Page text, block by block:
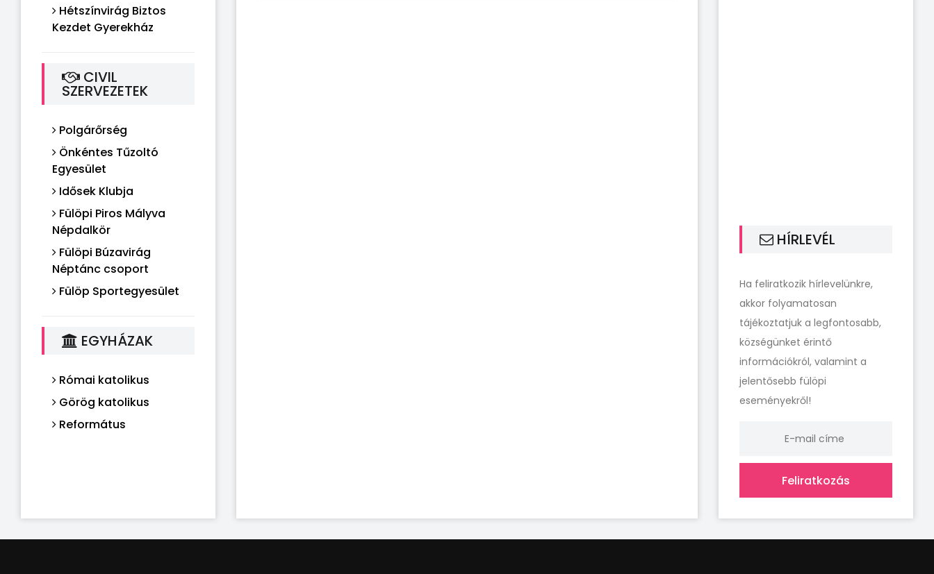
Hétszínvirág Biztos
Kezdet Gyerekház
CIVIL
SZERVEZETEK
Polgárőrség
Önkéntes Tűzoltó
Egyesület
Idősek Klubja
Fülöpi Piros Mályva
Népdalkör
Fülöpi Búzavirág
Néptánc csoport
Fülöp Sportegyesület
EGYHÁZAK
Római katolikus
Görög katolikus
Református
HÍRLEVÉL
Ha feliratkozik hírlevelünkre,
akkor folyamatosan
tájékoztatjuk a legfontosabb,
községünket érintő
információkról, valamint a
jelentősebb fülöpi
eseményekről!
Feliratkozás